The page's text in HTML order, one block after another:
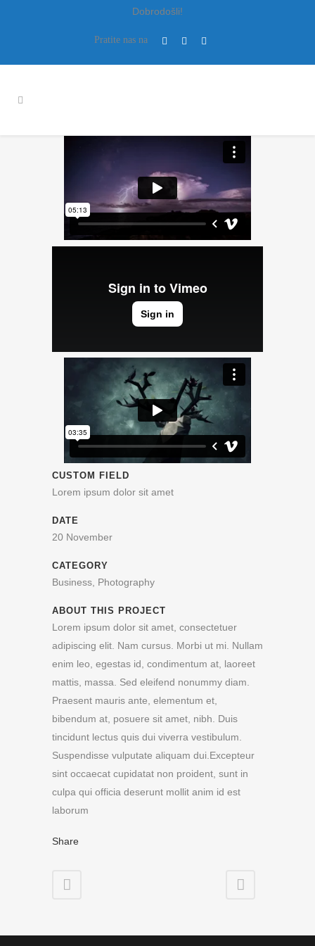
Dobrodošli!
Pratite nas na
CUSTOM FIELD
Lorem ipsum dolor sit amet
DATE
20 November
CATEGORY
Business, Photography
ABOUT THIS PROJECT
Lorem ipsum dolor sit amet, consectetuer
adipiscing elit. Nam cursus. Morbi ut mi. Nullam
enim leo, egestas id, condimentum at, laoreet
mattis, massa. Sed eleifend nonummy diam.
Praesent mauris ante, elementum et,
bibendum at, posuere sit amet, nibh. Duis
tincidunt lectus quis dui viverra vestibulum.
Suspendisse vulputate aliquam dui.Excepteur
sint occaecat cupidatat non proident, sunt in
culpa qui officia deserunt mollit anim id est
laborum
Share